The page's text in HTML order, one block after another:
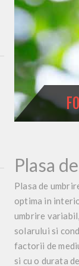
Plasa
Plasa de
optima in
umbrire
solarului si
factorii de
si cu o durata